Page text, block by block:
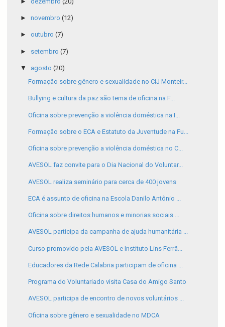
► novembro (12)
► outubro (7)
► setembro (7)
▼ agosto (20)
Formação sobre gênero e sexualidade no CIJ Monteir...
Bullying e cultura da paz são tema de oficina na F...
Oficina sobre prevenção a violência doméstica na I...
Formação sobre o ECA e Estatuto da Juventude na Fu...
Oficina sobre prevenção a violência doméstica no C...
AVESOL faz convite para o Dia Nacional do Voluntar...
AVESOL realiza seminário para cerca de 400 jovens
ECA é assunto de oficina na Escola Danilo Antônio ...
Oficina sobre direitos humanos e minorias sociais ...
AVESOL participa da campanha de ajuda humanitária ...
Curso promovido pela AVESOL e Instituto Lins Ferrã...
Educadores da Rede Calabria participam de oficina ...
Programa do Voluntariado visita Casa do Amigo Santo
AVESOL participa de encontro de novos voluntários ...
Oficina sobre gênero e sexualidade no MDCA